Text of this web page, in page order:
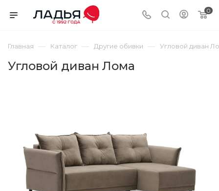
0
Главная — Каталог — Другие обивки — Угловой диван
Угловой диван Лома